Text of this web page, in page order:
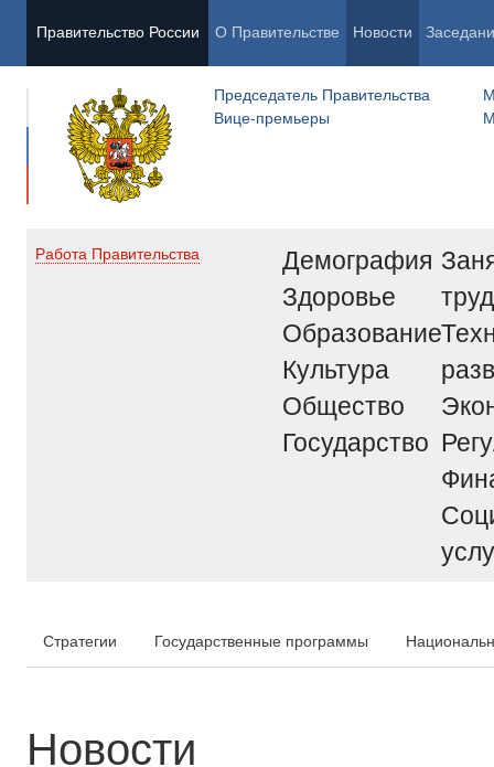
Правительство России О Правительстве Новости
Председатель Правительства
Вице-премьеры
Работа Правительства
Демография
Здоровье
Образование
Культура
Общество
Государство
труд
Стратегии Государственные программы
Новости